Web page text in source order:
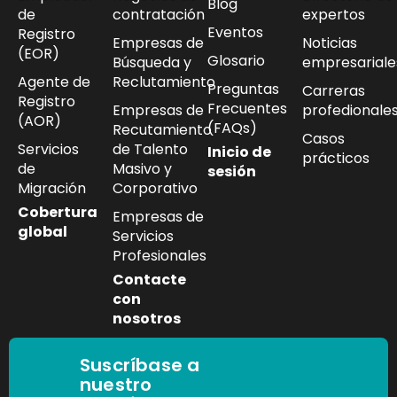
de
Registro
(EOR)
Agente de
Registro
(AOR)
Servicios
de
Migración
Cobertura
global
contratación
Empresas de
Búsqueda y
Reclutamiento
Empresas de
Recutamiento
de Talento
Masivo y
Corporativo
Empresas de
Servicios
Profesionales
Contacte
con
nosotros
Eventos
Glosario
Preguntas
Frecuentes
(FAQs)
Inicio de
sesión
expertos
Noticias
Carreras
Casos
prácticos
Suscríbase a
nuestro